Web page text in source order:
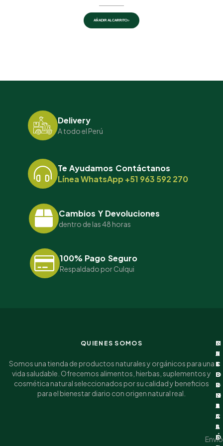
AÑADIR AL CARRITO
Delivery
A todo el Perú
Te Ayudamos Contáctanos
Línea WhatsApp +51 963 592 270
Cambios Y Devoluciones
dentro de las 48 horas
100% Pago Seguro
Respaldado por Culqui
QUIENES SOMOS
Somos una tienda de productos naturales y orgánicos para una
vida saludable. Ofrecemos alimentos, hierbas, suplementos y
cosmética natural seleccionados por su calidad y beneficios
para el bienestar diario con origen natural real.
I
N
F
O
R
M
A
C
I
Ó
C
A
T
E
G
O
R
I
A
S
M
I
C
U
E
N
T
A
S
U
S
C
R
I
B
A
S
E